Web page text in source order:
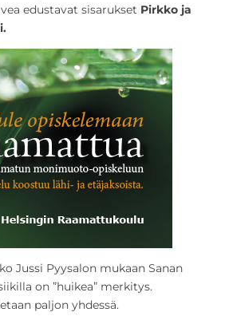
edustavat sisarukset Pirkko ja
Jussi Pyysalon mukaan Sanan
on ”huikea” merkitys.
paljon yhdessä.